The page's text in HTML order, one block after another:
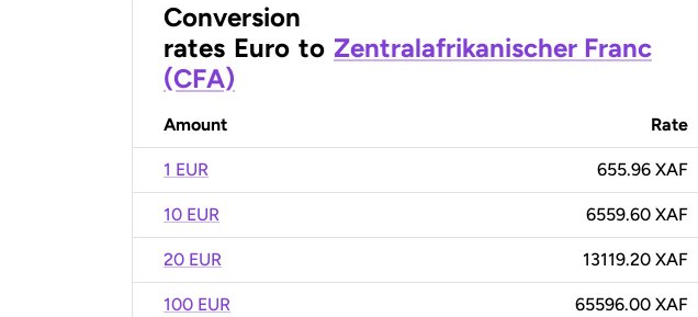
Conversion
rates Euro to Zentralafrikanischer Franc
(CFA)
Amount Rate
1 EUR 655.96 XAF
10 EUR 6559.60 XAF
20 EUR 13119.20 XAF
100 EUR 65596.00 XAF